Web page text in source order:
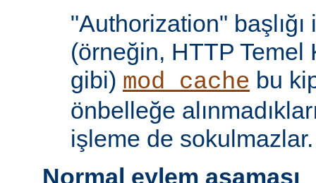
"Authorization"
(örneğin, HTTP Temel
gibi) mod_cache bu
önbelleğe
işleme de sokulmazlar.
Normal eylem aşaması